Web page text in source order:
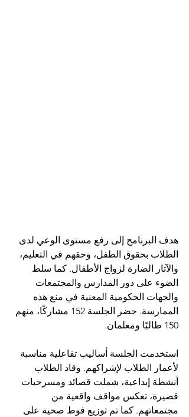
هدف البرنامج إلى رفع مستوى الوعي لدى
الطلاب بحقوق الطفل، وحقهم في التعليم،
والآثار الضارة لزواج الأطفال. كما سلط
الضوء على دور المدارس والمجتمعات
والجهات الحكومية المعنية في منع هذه
الممارسة. حضر الجلسة 152 مشاركًا، منهم
150 طالبًا ومعلمان.
استخدمت الجلسة أساليب تفاعلية مناسبة
لأعمار الطلاب لإشراكهم. وقاد الطلاب
أنشطة إبداعية، شملت قصائد ومسرحيات
قصيرة، تعكس مواقف واقعية من
مجتمعاتهم. كما تم توزيع فوط صحية على